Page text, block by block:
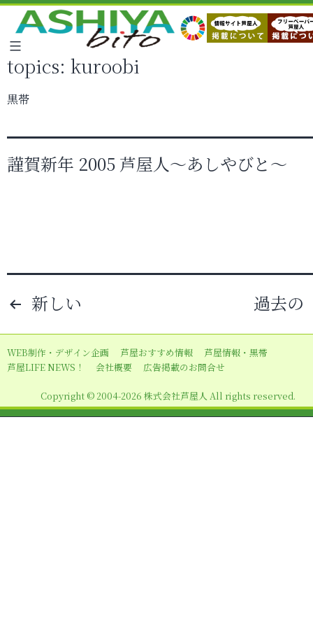
topics: kuroobi
黒帯
謹賀新年 2005 芦屋人～あしやびと～
投
ナ
ビ
ー
新しい 過去の
WEB制作・デザイン企画 芦屋おすすめ情報
芦屋情報・黒帯
芦屋LIFE NEWS！
会社概要 広告掲載のお問合せ
Copyright © 2004-2026 株式会社芦屋人 All rights reserved.